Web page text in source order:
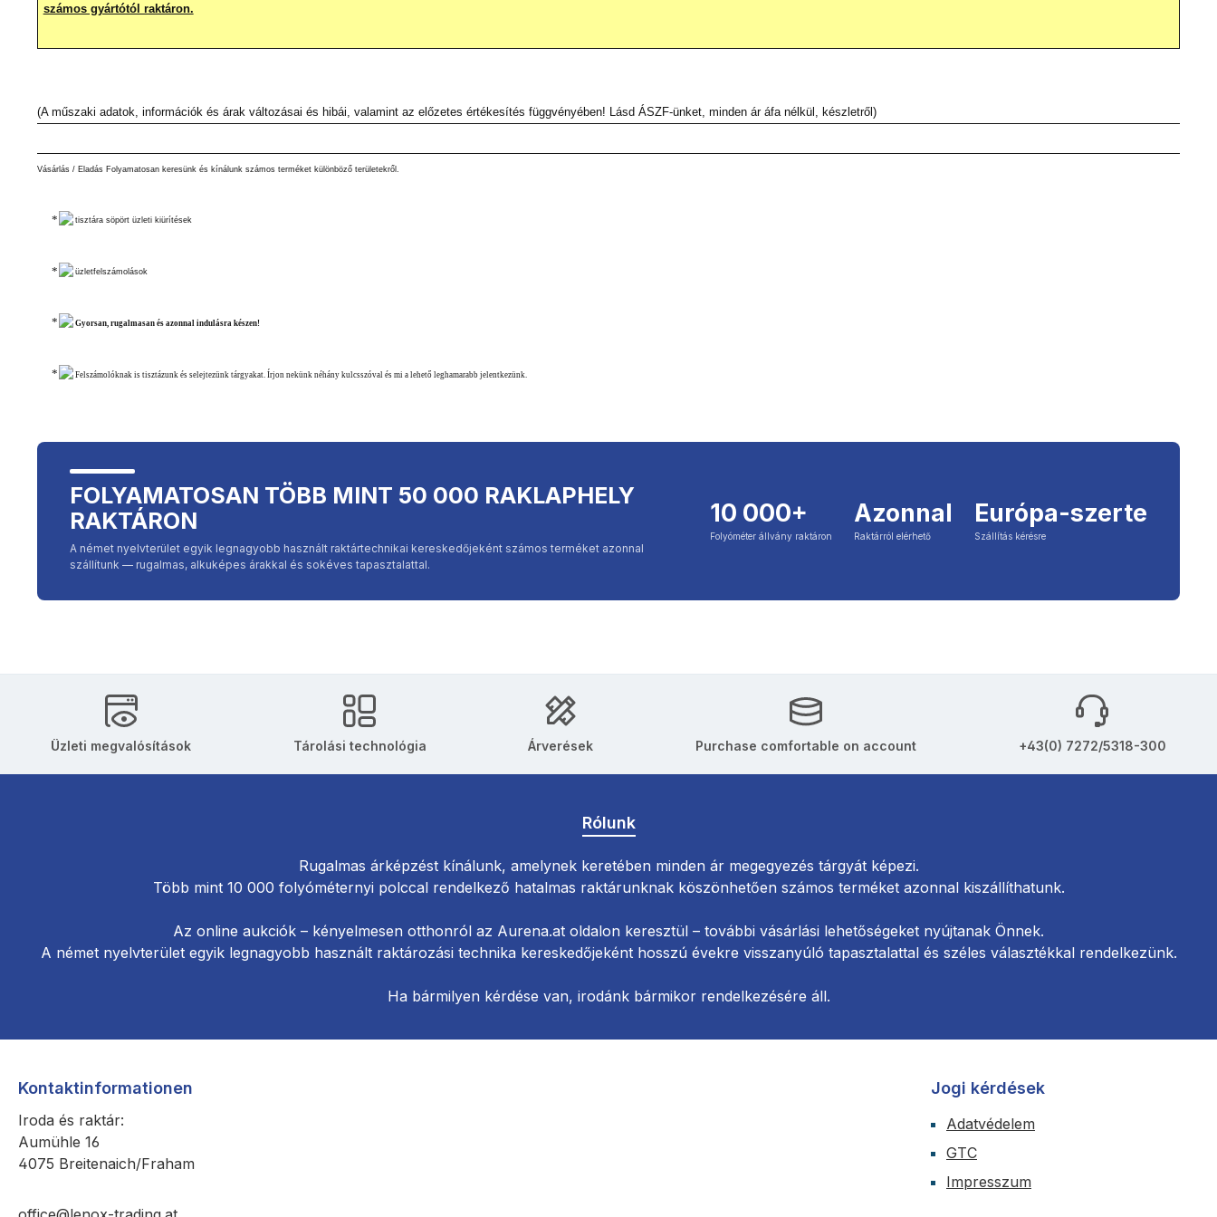
számos gyártótól raktáron.
(A műszaki adatok, információk és árak változásai és hibái, valamint az előzetes értékesítés függvényében! Lásd ÁSZF-ünket, minden ár áfa nélkül, készletről)
Vásárlás / Eladás Folyamatosan keresünk és kínálunk számos terméket különböző területekről.
tisztára söpört üzleti kiürítések
üzletfelszámolások
Gyorsan, rugalmasan és azonnal indulásra készen!
Felszámolóknak is tisztázunk és selejtezünk tárgyakat. Írjon nekünk néhány kulcsszóval és mi a lehető leghamarabb jelentkezünk.
FOLYAMATOSAN TÖBB MINT 50 000 RAKLAPHELY
RAKTÁRON
A német nyelvterület egyik legnagyobb használt raktártechnikai kereskedőjeként számos terméket azonnal
szállítunk — rugalmas, alkuképes árakkal és sokéves tapasztalattal.
10 000+
Folyóméter állvány raktáron
Azonnal
Raktárról elérhető
Európa-szerte
Szállítás kérésre
Üzleti megvalósítások Tárolási technológia Árverések Purchase comfortable on account +43(0) 7272/5318-300
Rólunk
Rugalmas árképzést kínálunk, amelynek keretében minden ár megegyezés tárgyát képezi.
Több mint 10 000 folyóméternyi polccal rendelkező hatalmas raktárunknak köszönhetően számos terméket azonnal kiszállíthatunk.
Az online aukciók – kényelmesen otthonról az Aurena.at oldalon keresztül – további vásárlási lehetőségeket nyújtanak Önnek.
A német nyelvterület egyik legnagyobb használt raktározási technika kereskedőjeként hosszú évekre visszanyúló tapasztalattal és széles választékkal rendelkezünk.
Ha bármilyen kérdése van, irodánk bármikor rendelkezésére áll.
Kontaktinformationen
Iroda és raktár:
Aumühle 16
4075 Breitenaich/Fraham
Jogi kérdések
Adatvédelem
GTC
Impresszum